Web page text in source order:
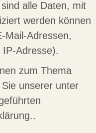
alle Daten, mit
werden können
Mail-Adressen,
Adresse).
zum Thema
unserer unter